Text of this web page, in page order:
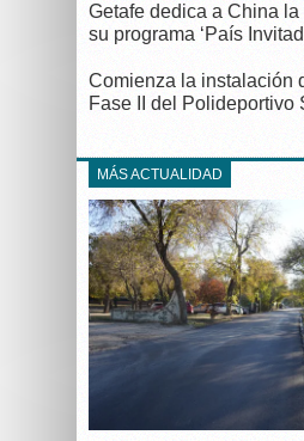
Getafe dedica a China
su programa ‘País
Comienza la instalación
Fase II del Polideportivo
MÁS ACTUALIDAD